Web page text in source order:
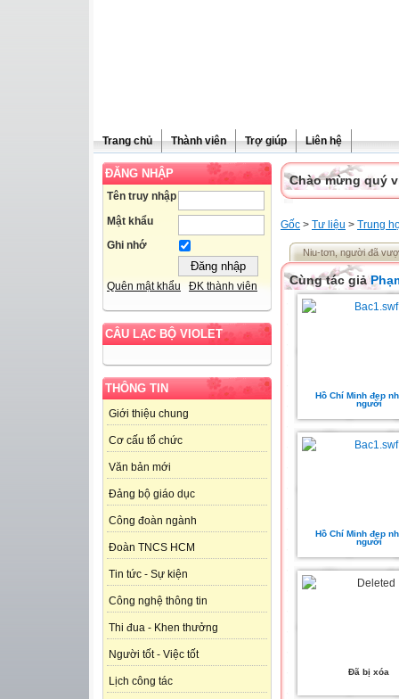
Trang chủ Thành viên Trợ giúp Liên hệ
ĐĂNG NHẬP
Tên truy nhập
Mật khẩu
Ghi nhớ
Quên mật khẩu ĐK thành viên
CÂU LẠC BỘ VIOLET
THÔNG TIN
Giới thiệu chung
Cơ cấu tổ chức
Văn bản mới
Đảng bộ giáo dục
Công đoàn ngành
Đoàn TNCS HCM
Tin tức - Sự kiện
Công nghệ thông tin
Thi đua - Khen thưởng
Người tốt - Việc tốt
Lịch công tác
Chào mừng quý
Gốc > Tư liệu > Trung
Niu-tơn, người đã
Cùng tác giả
Hồ Chí Minh đẹp
người
Hồ Chí Minh đẹp
người
Đã bị xóa